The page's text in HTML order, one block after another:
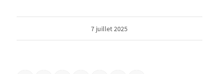
7 juillet 2025